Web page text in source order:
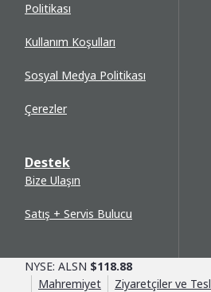
Politikası
Kullanım Koşulları
Sosyal Medya Politikası
Çerezler
Destek
Bize Ulaşın
Satış + Servis Bulucu
NYSE: ALSN $118.88
Mahremiyet
Ziyaretçiler ve